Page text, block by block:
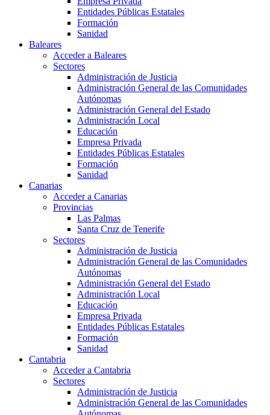
Entidades Públicas Estatales
Formación
Sanidad
Baleares
Acceder a Baleares
Sectores
Administración de Justicia
Administración General de las Comunidades
Autónomas
Administración General del Estado
Administración Local
Educación
Empresa Privada
Entidades Públicas Estatales
Formación
Sanidad
Canarias
Acceder a Canarias
Provincias
Las Palmas
Santa Cruz de Tenerife
Sectores
Administración de Justicia
Administración General de las Comunidades
Autónomas
Administración General del Estado
Administración Local
Educación
Empresa Privada
Entidades Públicas Estatales
Formación
Sanidad
Cantabria
Acceder a Cantabria
Sectores
Administración de Justicia
Administración General de las Comunidades